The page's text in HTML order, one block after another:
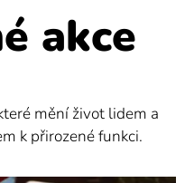
akce
mění život lidem a
k přirozené funkci.